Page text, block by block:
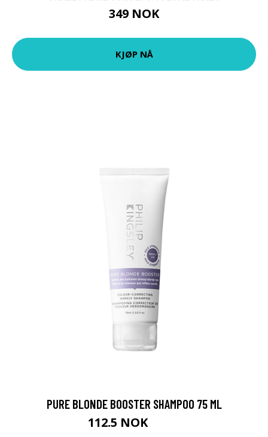
349 NOK
KJØP NÅ
PURE BLONDE BOOSTER SHAMPOO 75 ML
112.5 NOK